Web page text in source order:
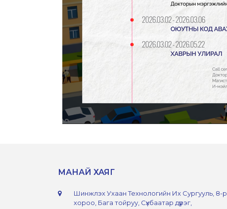
МАНАЙ ХАЯГ
Шинжлэх Ухаан Технологийн Их Сургууль, 8-р
хороо, Бага тойруу, Сүхбаатар дүүрэг,